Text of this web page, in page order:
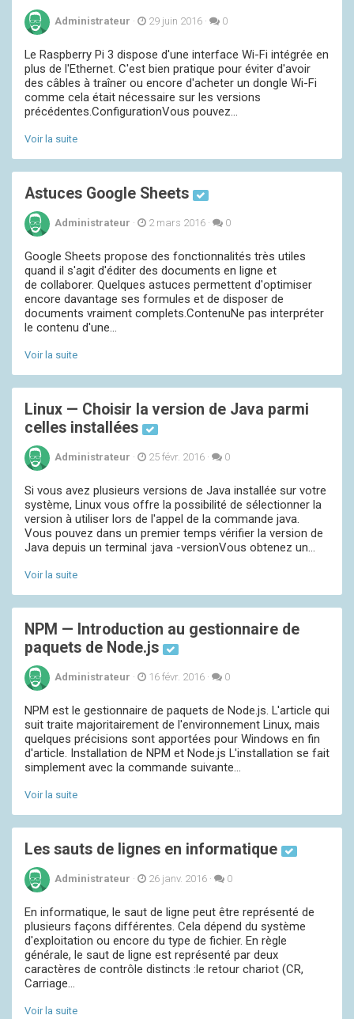
Administrateur · 29 juin 2016 · 0
Le Raspberry Pi 3 dispose d'une interface Wi-Fi intégrée en
plus de l'Ethernet. C'est bien pratique pour éviter d'avoir
des câbles à traîner ou encore d'acheter un dongle Wi-Fi
comme cela était nécessaire sur les versions
précédentes.ConfigurationVous pouvez...
Voir la suite
Astuces Google Sheets
Administrateur · 2 mars 2016 · 0
Google Sheets propose des fonctionnalités très utiles
quand il s'agit d'éditer des documents en ligne et
de collaborer. Quelques astuces permettent d'optimiser
encore davantage ses formules et de disposer de
documents vraiment complets.ContenuNe pas interpréter
le contenu d'une...
Voir la suite
Linux — Choisir la version de Java parmi
celles installées
Administrateur · 25 févr. 2016 · 0
Si vous avez plusieurs versions de Java installée sur votre
système, Linux vous offre la possibilité de sélectionner la
version à utiliser lors de l'appel de la commande java.
Vous pouvez dans un premier temps vérifier la version de
Java depuis un terminal :java -versionVous obtenez un...
Voir la suite
NPM — Introduction au gestionnaire de
paquets de Node.js
Administrateur · 16 févr. 2016 · 0
NPM est le gestionnaire de paquets de Node.js. L'article qui
suit traite majoritairement de l'environnement Linux, mais
quelques précisions sont apportées pour Windows en fin
d'article. Installation de NPM et Node.js L'installation se fait
simplement avec la commande suivante...
Voir la suite
Les sauts de lignes en informatique
Administrateur · 26 janv. 2016 · 0
En informatique, le saut de ligne peut être représenté de
plusieurs façons différentes. Cela dépend du système
d'exploitation ou encore du type de fichier. En règle
générale, le saut de ligne est représenté par deux
caractères de contrôle distincts :le retour chariot (CR,
Carriage...
Voir la suite